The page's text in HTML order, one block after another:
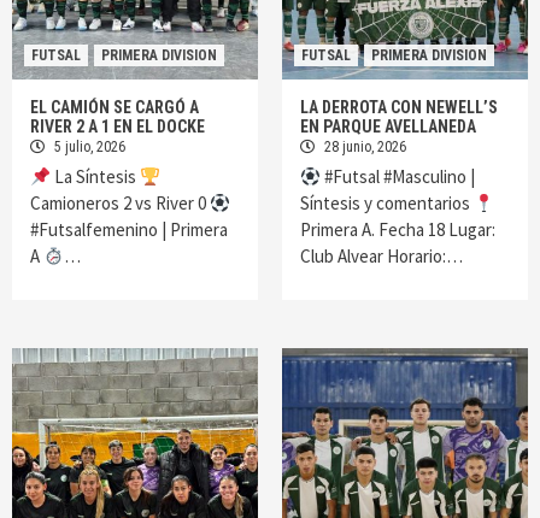
FUTSAL PRIMERA DIVISION
EL CAMIÓN SE CARGÓ A
RIVER 2 A 1 EN EL DOCKE
5 julio, 2026
La Síntesis
Camioneros 2 vs River 0
#Futsalfemenino | Primera
A
…
FUTSAL PRIMERA DIVISION
LA DERROTA CON NEWELL’S
EN PARQUE AVELLANEDA
28 junio, 2026
#Futsal #Masculino |
Síntesis y comentarios
Primera A. Fecha 18 Lugar:
Club Alvear Horario:…